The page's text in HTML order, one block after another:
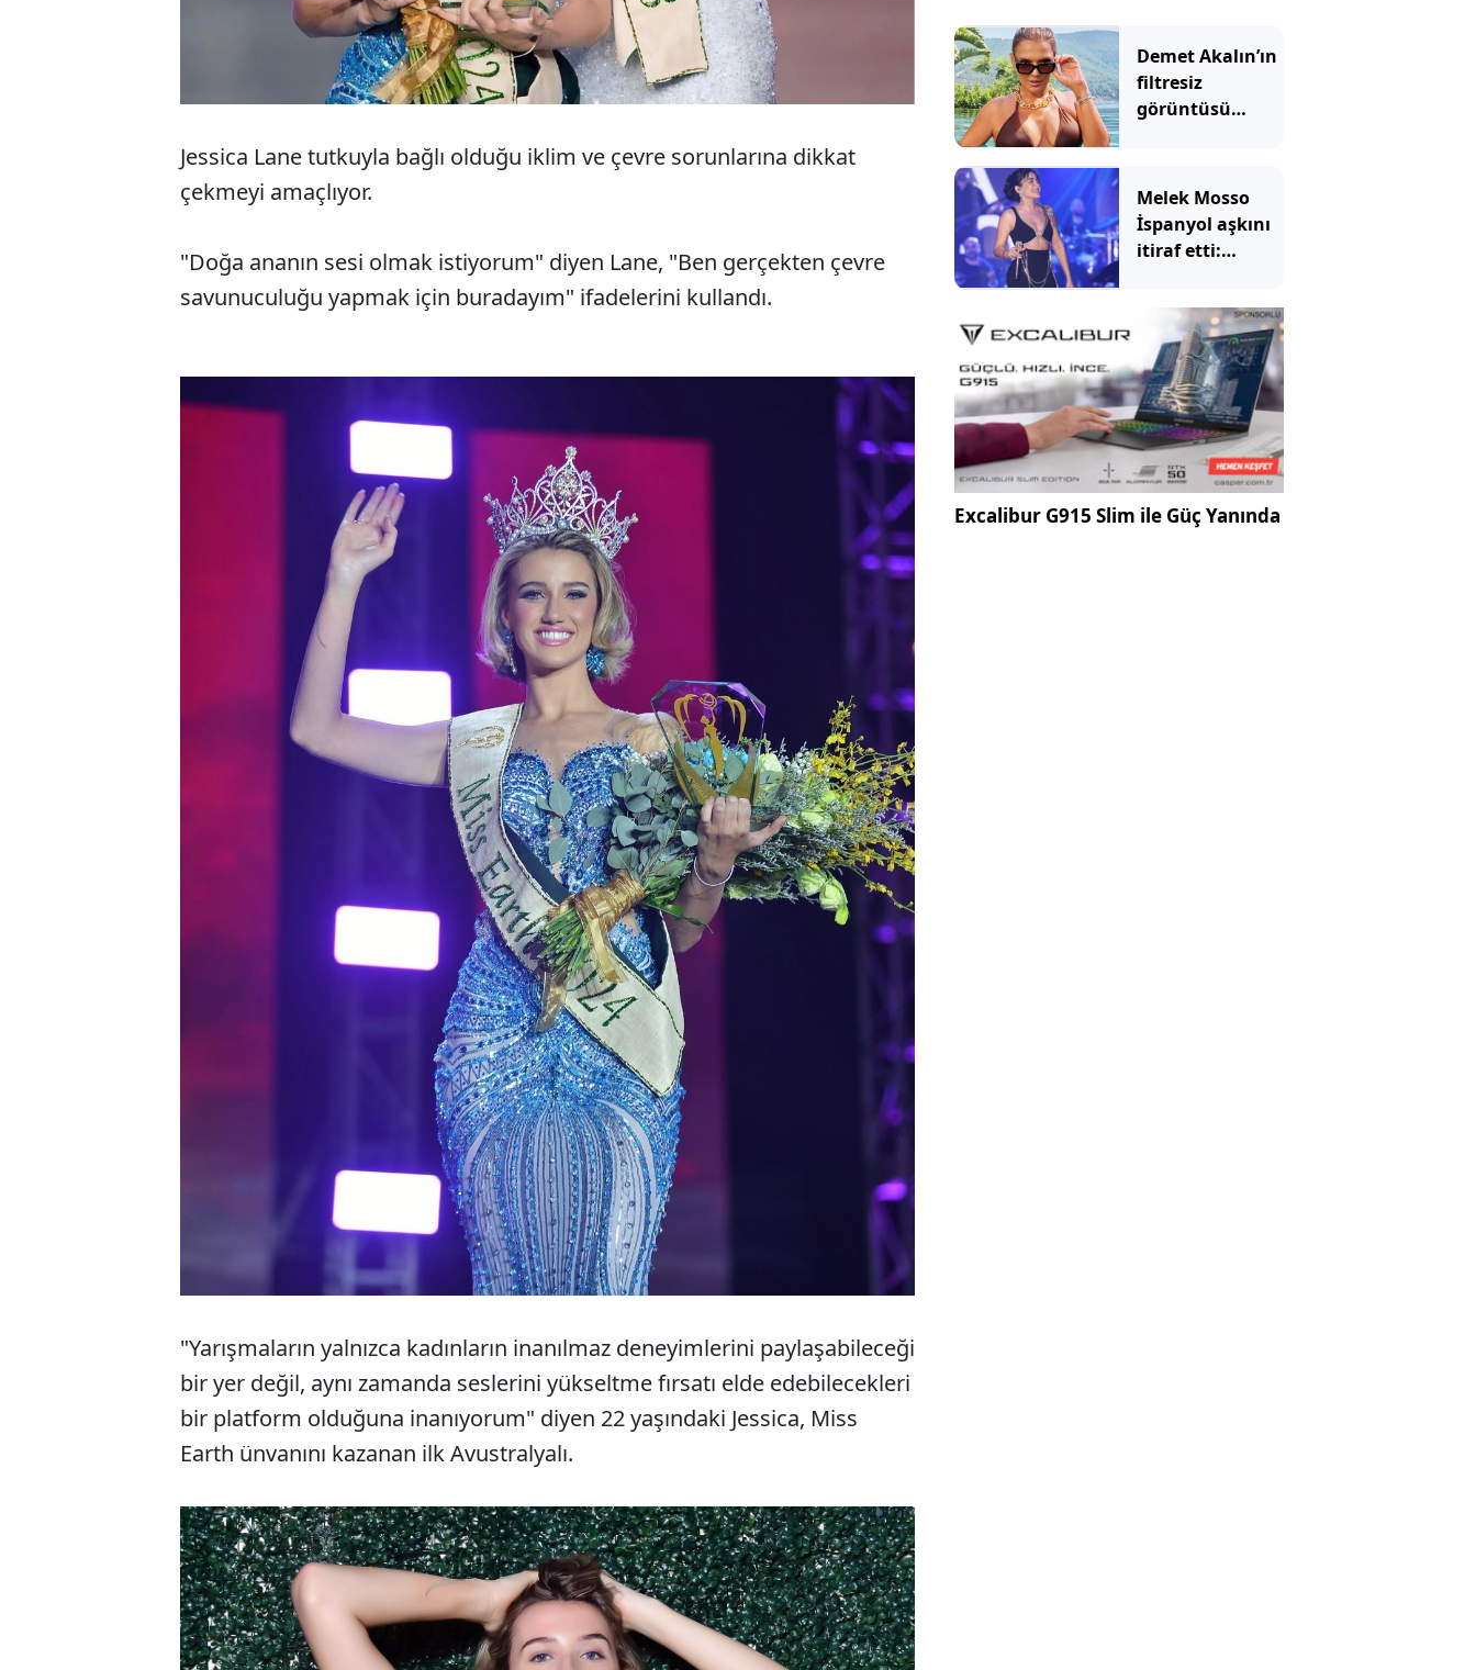
Jessica Lane tutkuyla bağlı olduğu iklim ve çevre sorunlarına dikkat
çekmeyi amaçlıyor.
"Doğa ananın sesi olmak istiyorum" diyen Lane, "Ben gerçekten çevre
savunuculuğu yapmak için buradayım" ifadelerini kullandı.
"Yarışmaların yalnızca kadınların inanılmaz deneyimlerini paylaşabileceği
bir yer değil, aynı zamanda seslerini yükseltme fırsatı elde edebilecekleri
bir platform olduğuna inanıyorum" diyen 22 yaşındaki Jessica, Miss
Earth ünvanını kazanan ilk Avustralyalı.
Demet Akalın’ın
filtresiz
görüntüsü
Melek Mosso
İspanyol aşkını
itiraf etti:
için detay
vermedi
Excalibur G915 Slim ile Güç Yanında